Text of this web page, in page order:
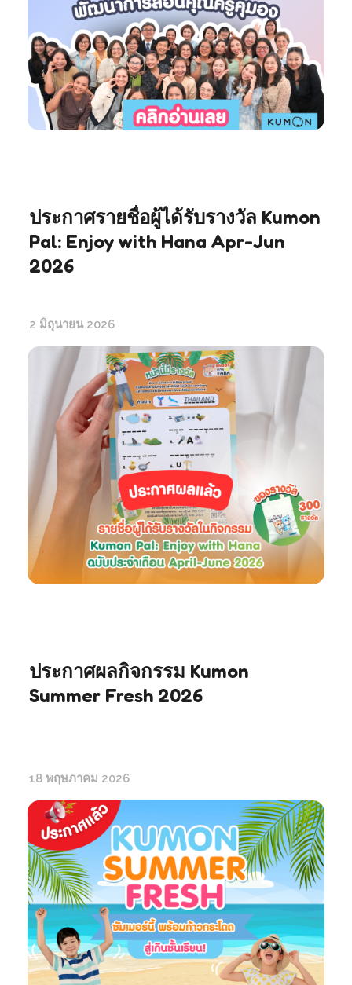
ประกาศรายชื่อผู้ได้รับรางวัล Kumon
Pal: Enjoy with Hana Apr-Jun
2026
2 มิถุนายน 2026
ประกาศผลกิจกรรม Kumon
Summer Fresh 2026
18 พฤษภาคม 2026